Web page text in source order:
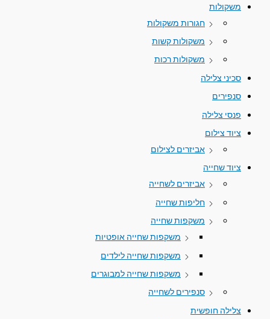
משקולות
חגורות משקולות
משקולות קשות
משקולות רכות
סכיני צלילה
סנפירים
פנסי צלילה
ציוד צילום
אביזרים לצילום
ציוד שחייה
אביזרים לשחייה
חליפות שחייה
משקפות שחייה
משקפות שחייה אופטיות
משקפות שחייה לילדים
משקפות שחייה למבוגרים
סנפירים לשחייה
צלילה חופשית